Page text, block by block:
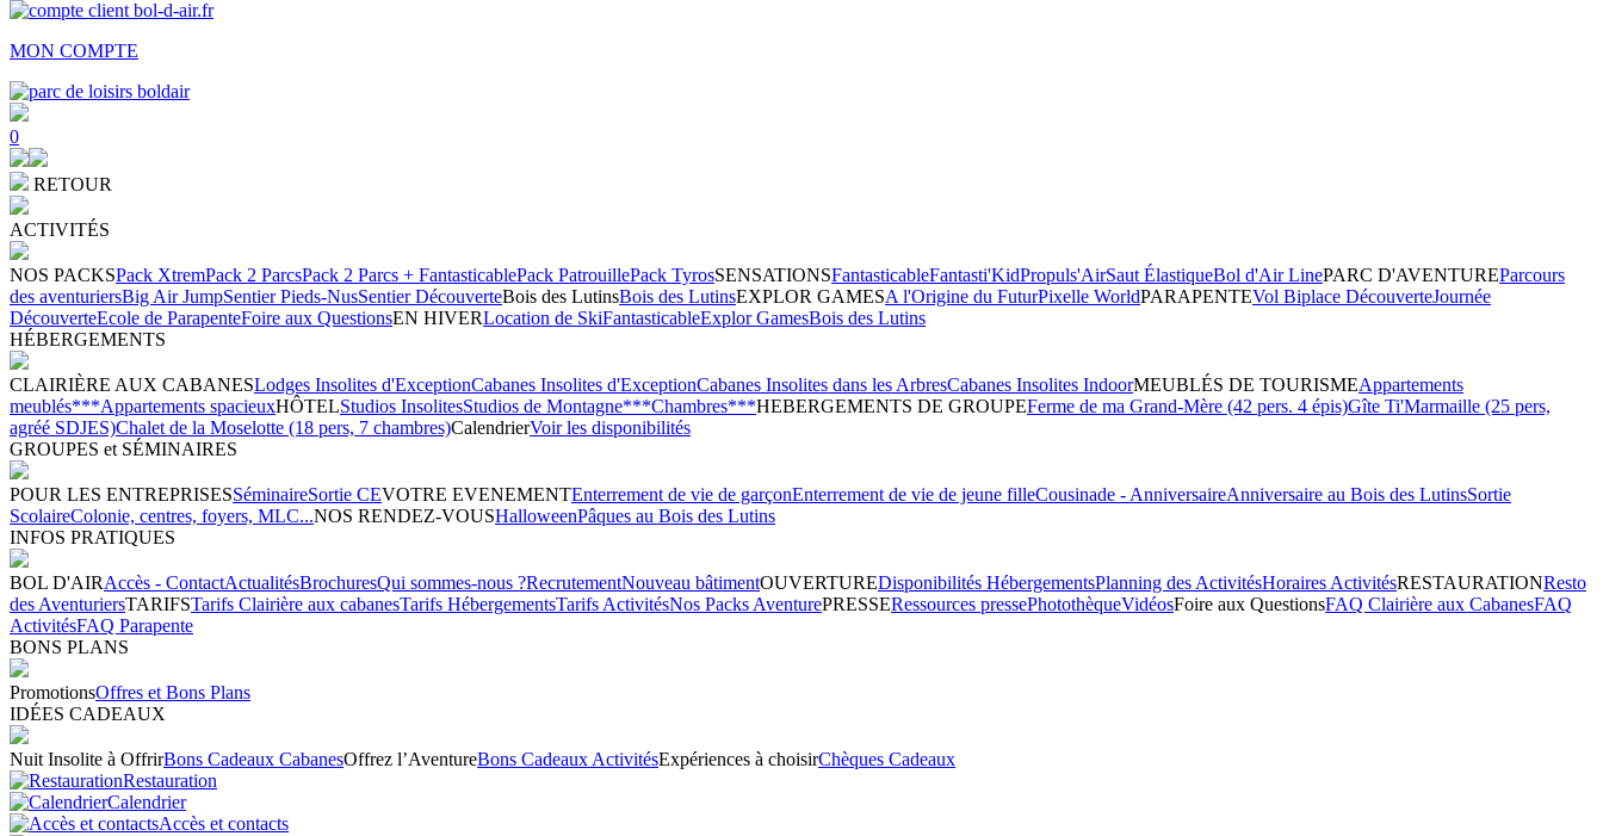
MON COMPTE
0
RETOUR
ACTIVITÉS
NOS PACKSPack XtremPack 2 ParcsPack 2 Parcs + FantasticablePack PatrouillePack TyrosSENSATIONSFantasticableFantasti'KidPropuls'AirSaut ÉlastiqueBol d'Air LinePARC D'AVENTUREParcours
des aventuriersBig Air JumpSentier Pieds-NusSentier DécouverteBois des LutinsBois des LutinsEXPLOR GAMESA l'Origine du FuturPixelle WorldPARAPENTEVol Biplace DécouverteJournée
DécouverteEcole de ParapenteFoire aux QuestionsEN HIVERLocation de SkiFantasticableExplor GamesBois des Lutins
HÉBERGEMENTS
CLAIRIÈRE AUX CABANESLodges Insolites d'ExceptionCabanes Insolites d'ExceptionCabanes Insolites dans les ArbresCabanes Insolites IndoorMEUBLÉS DE TOURISMEAppartements
meublés***Appartements spacieuxHÔTELStudios InsolitesStudios de Montagne***Chambres***HEBERGEMENTS DE GROUPEFerme de ma Grand-Mère (42 pers. 4 épis)Gîte Ti'Marmaille (25 pers,
agréé SDJES)Chalet de la Moselotte (18 pers, 7 chambres)CalendrierVoir les disponibilités
GROUPES et SÉMINAIRES
POUR LES ENTREPRISESSéminaireSortie CEVOTRE EVENEMENTEnterrement de vie de garçonEnterrement de vie de jeune filleCousinade - AnniversaireAnniversaire au Bois des LutinsSortie
ScolaireColonie, centres, foyers, MLC...NOS RENDEZ-VOUSHalloweenPâques au Bois des Lutins
INFOS PRATIQUES
BOL D'AIRAccès - ContactActualitésBrochuresQui sommes-nous ?RecrutementNouveau bâtimentOUVERTUREDisponibilités HébergementsPlanning des ActivitésHoraires ActivitésRESTAURATIONResto
des AventuriersTARIFSTarifs Clairière aux cabanesTarifs HébergementsTarifs ActivitésNos Packs AventurePRESSERessources pressePhotothèqueVidéosFoire aux QuestionsFAQ Clairière aux CabanesFAQ
ActivitésFAQ Parapente
BONS PLANS
PromotionsOffres et Bons Plans
IDÉES CADEAUX
Nuit Insolite à OffrirBons Cadeaux CabanesOffrez l’AventureBons Cadeaux ActivitésExpériences à choisirChèques Cadeaux
Restauration
Calendrier
Accès et contacts